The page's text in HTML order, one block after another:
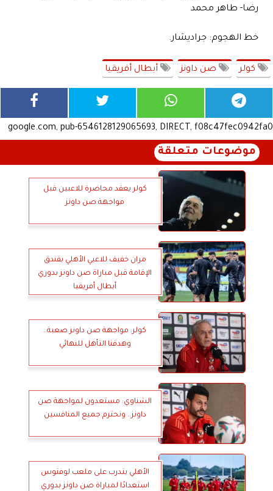
رضا- طاهر محمد
خط الهجوم: جراديشار.
كولر صن داونز أبطال أفريقيا
google.com, pub-6546128129065693, DIRECT, f08c47fec0942fa0
موضوعات متعلقة
كولر يعقد محاضرة للاعبين قبل
مواجهة صن داونز
مران خفيف للاعبي الأهلي بفندق
الإقامة قبل مباراة صن داونز بدوري
أبطال أفريقيا
كولر: مواجهة صن داونز صعبة..
وهدفنا التأهل للنهائي
الشناوي: مستعدون لمواجهة صن
داونز.. ونحترم جميع المنافسين
الأهلي يتدرب على ملعب لوفتوس
استعدادًا لمباراة صن داونز بدوري